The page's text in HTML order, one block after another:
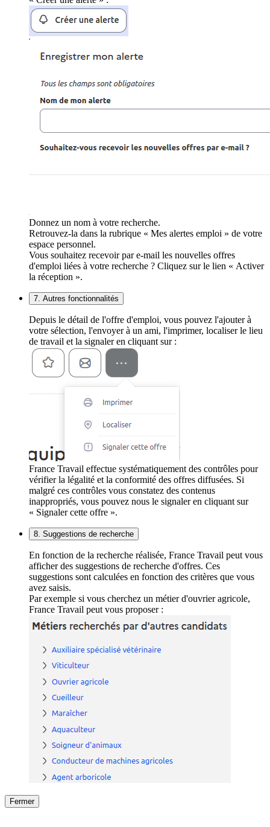
Donnez un nom à votre recherche.
Retrouvez-la dans la rubrique « Mes alertes emploi » de votre
espace personnel.
Vous souhaitez recevoir par e-mail les nouvelles offres
d'emploi liées à votre recherche ? Cliquez sur le lien « Activer
la réception ».
7. Autres fonctionnalités
Depuis le détail de l'offre d'emploi, vous pouvez l'ajouter à
votre sélection, l'envoyer à un ami, l'imprimer, localiser le lieu
de travail et la signaler en cliquant sur :
France Travail effectue systématiquement des contrôles pour
vérifier la légalité et la conformité des offres diffusées. Si
malgré ces contrôles vous constatez des contenus
inappropriés, vous pouvez nous le signaler en cliquant sur
« Signaler cette offre ».
8. Suggestions de recherche
En fonction de la recherche réalisée, France Travail peut vous
afficher des suggestions de recherche d'offres. Ces
suggestions sont calculées en fonction des critères que vous
avez saisis.
Par exemple si vous cherchez un métier d'ouvrier agricole,
France Travail peut vous proposer :
Fermer